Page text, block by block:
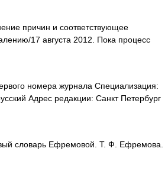
причин и соответствующее
17 августа 2012. Пока процесс
номера журнала Специализация:
Адрес редакции: Санкт Петербург
словарь Ефремовой. Т. Ф. Ефремова.